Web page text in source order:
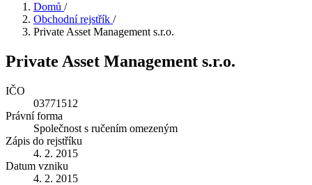
Domů /
Obchodní rejstřík /
Private Asset Management s.r.o.
Private Asset Management s.r.o.
IČO
03771512
Právní forma
Společnost s ručením omezeným
Zápis do rejstříku
4. 2. 2015
Datum vzniku
4. 2. 2015